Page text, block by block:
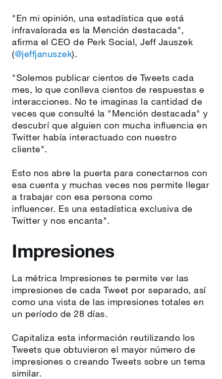
"En mi opinión, una estadística que está
infravalorada es la Mención destacada",
afirma el CEO de Perk Social, Jeff Jauszek
(@jeffjanuszek).
"Solemos publicar cientos de Tweets cada
mes, lo que conlleva cientos de respuestas e
interacciones. No te imaginas la cantidad de
veces que consulté la "Mención destacada" y
descubrí que alguien con mucha influencia en
Twitter había interactuado con nuestro
cliente".
Esto nos abre la puerta para conectarnos con
esa cuenta y muchas veces nos permite llegar
a trabajar con esa persona como
influencer. Es una estadística exclusiva de
Twitter y nos encanta".
Impresiones
La métrica Impresiones te permite ver las
impresiones de cada Tweet por separado, así
como una vista de las impresiones totales en
un período de 28 días.
Capitaliza esta información reutilizando los
Tweets que obtuvieron el mayor número de
impresiones o creando Tweets sobre un tema
similar.